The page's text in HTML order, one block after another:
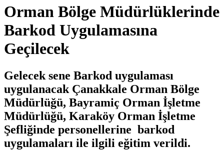
Orman Bölge Müdürlüklerinde
Barkod Uygulamasına
Geçilecek
Gelecek sene Barkod uygulaması
uygulanacak Çanakkale Orman Bölge
Müdürlüğü, Bayramiç Orman İşletme
Müdürlüğü, Karaköy Orman İşletme
Şefliğinde personellerine barkod
uygulamaları ile ilgili eğitim verildi.